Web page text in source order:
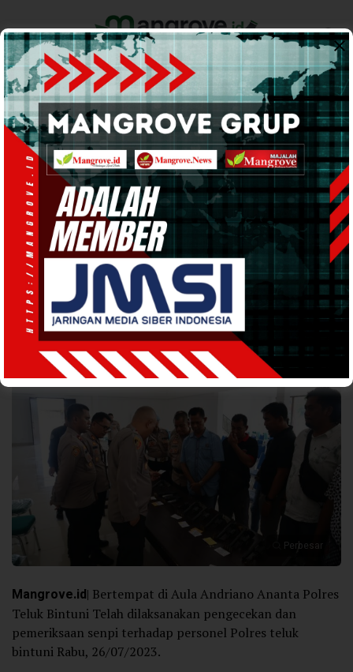
Home Pemerintahan Ekonomi & Bisnis Info Tanah Papua
Support by
HUKUM DAN KRIMINAL· 27 Jul 202310:32
Cegah Penyalahgunaan Senpi, Kapolres
Teluk Bintuni Lakukan Pemeriksaan
Senpi Personil
Perbesar
Mangrove.id| Bertempat di Aula Andriano Ananta Polres
Teluk Bintuni Telah dilaksanakan pengecekan dan
pemeriksaan senpi terhadap personel Polres teluk
bintuni Rabu, 26/07/2023.